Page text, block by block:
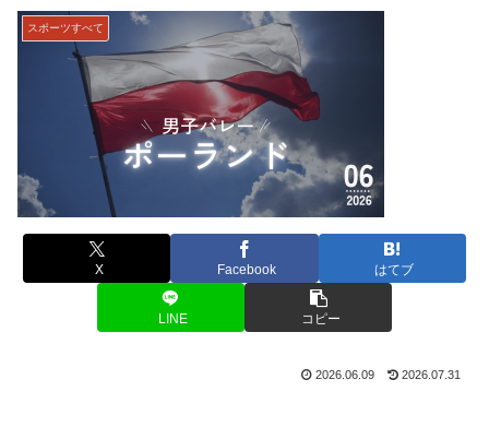
スポーツすべて
X Facebook はてブ
LINE コピー
2026.06.09 2026.07.31